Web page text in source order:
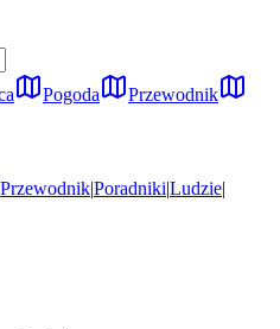
Pogoda
Przewodnik
Przewodnik|Poradniki|Ludzie|